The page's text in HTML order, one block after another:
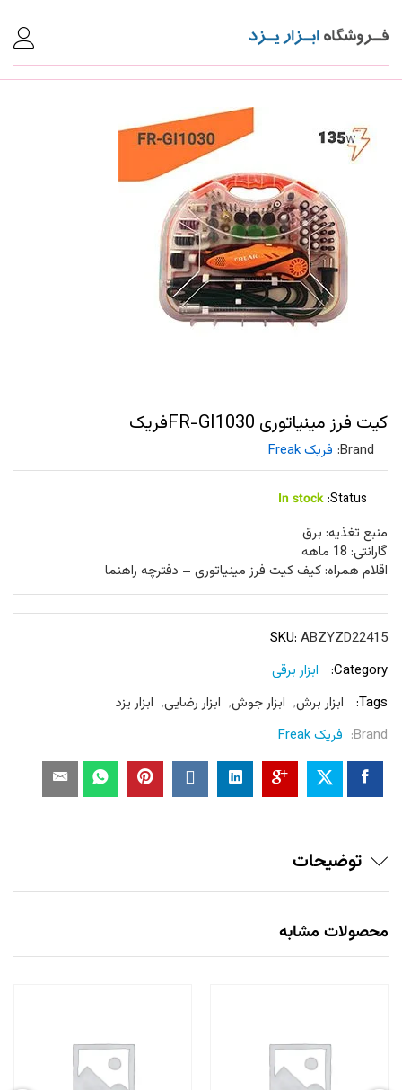
کیت فرز مینیاتوری FR-GI1030فریک
Brand: فریک Freak
Status:
In stock
منبع تغذیه: برق
گارانتی: 18 ماهه
اقلام همراه: کیف کیت فرز مینیاتوری – دفترچه راهنما
SKU: ABZYZD22415
Category:
ابزار برقی
Tags:
ابزار برش, ابزار جوش, ابزار رضایی, ابزار یزد
Brand: فریک Freak
توضیحات
محصولات مشابه